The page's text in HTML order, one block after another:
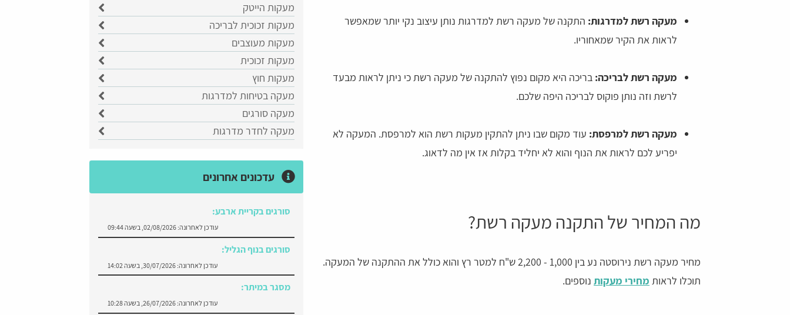
מעקה רשת למדרגות: התקנה של מעקה רשת למדרגות נותן עיצוב נקי יותר שמאפשר
לראות את הקיר שמאחוריו.
מעקה רשת לבריכה: בריכה היא מקום נפוץ להתקנה של מעקה רשת כי ניתן לראות מבעד
לרשת וזה נותן פוקוס לבריכה היפה שלכם.
מעקה רשת למרפסת: עוד מקום שבו ניתן להתקין מעקות רשת הוא למרפסת. המעקה לא
יפריע לכם לראות את הנוף והוא לא יחליד בקלות אז אין מה לדאוג.
מה המחיר של התקנה מעקה רשת?
מחיר מעקה רשת נירוסטה נע בין 1,000 - 2,200 ש"ח למטר רץ והוא כולל את ההתקנה של המעקה.
תוכלו לראות מחירי מעקות נוספים.
מעקות הייטק
מעקות זכוכית לבריכה
מעקות מעוצבים
מעקות זכוכית
מעקות חוץ
מעקה בטיחות למדרגות
מעקה סורגים
מעקה לחדר מדרגות
עדכונים אחרונים
סורגים בקריית ארבע:
עודכן לאחרונה: 02/08/2026, בשעה 09:44
סורגים בנוף הגליל:
עודכן לאחרונה: 30/07/2026, בשעה 14:02
מסגר במיתר:
עודכן לאחרונה: 26/07/2026, בשעה 10:28